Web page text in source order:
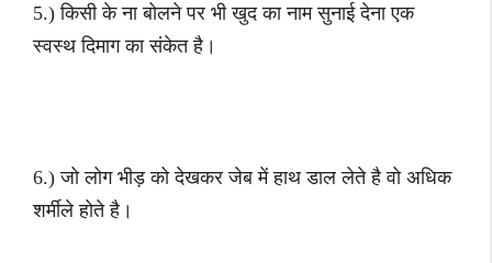
5.) किसी के ना बोलने पर भी खुद का नाम सुनाई देना एक
स्वस्थ दिमाग का संकेत है।
6.) जो लोग भीड़ को देखकर जेब में हाथ डाल लेते है वो अधिक
शर्मीले होते है।